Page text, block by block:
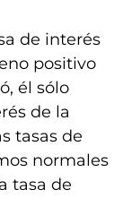
de interés
positivo
él sólo
de la
tasas de
normales
tasa de